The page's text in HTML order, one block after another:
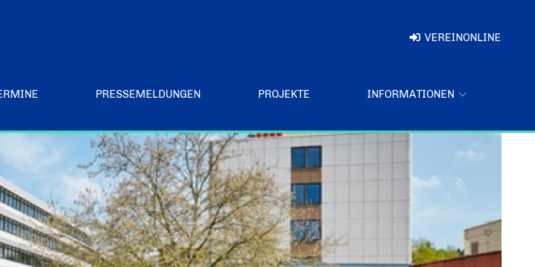
VEREINONLINE
PRESSEMELDUNGEN PROJEKTE INFORMATIONEN
Merchandising-Klamotten